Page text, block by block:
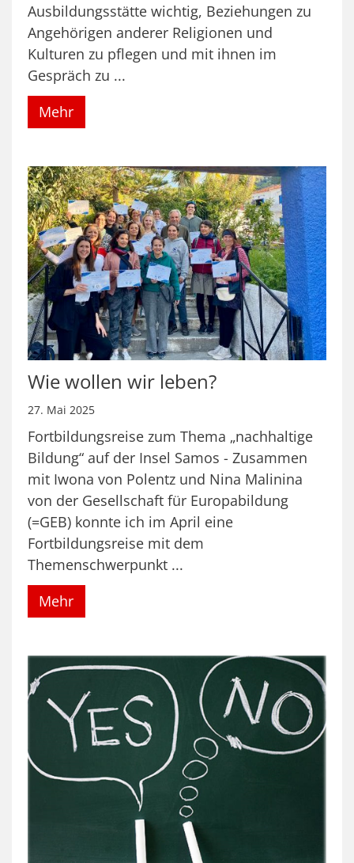
Ausbildungsstätte wichtig, Beziehungen zu
Angehörigen anderer Religionen und
Kulturen zu pflegen und mit ihnen im
Gespräch zu ...
Mehr
Wie wollen wir leben?
27. Mai 2025
Fortbildungsreise zum Thema „nachhaltige
Bildung“ auf der Insel Samos - Zusammen
mit Iwona von Polentz und Nina Malinina
von der Gesellschaft für Europabildung
(=GEB) konnte ich im April eine
Fortbildungsreise mit dem
Themenschwerpunkt ...
Mehr